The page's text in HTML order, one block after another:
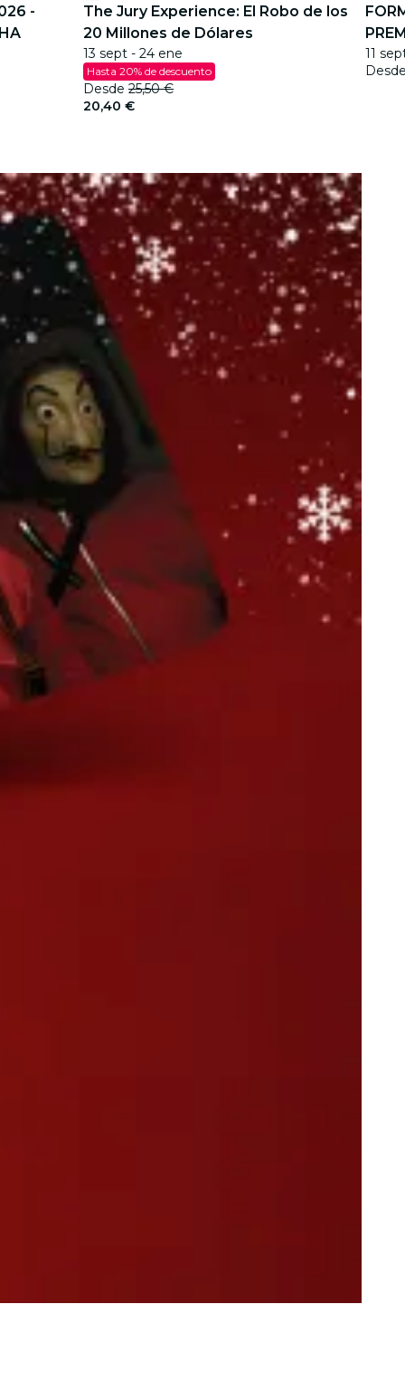
-
The Jury Experience: El Robo de los
20 Millones de Dólares
13 sept - 24 ene
Hasta 20% de descuento
Desde 25,50 €
20,40 €
11